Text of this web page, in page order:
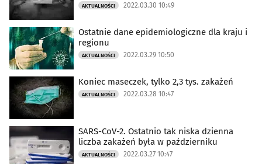
AKTUALNOŚCI 2022.03.30 10:49
Ostatnie dane epidemiologiczne dla kraju i
regionu
AKTUALNOŚCI 2022.03.29 10:50
Koniec maseczek, tylko 2,3 tys. zakażeń
AKTUALNOŚCI 2022.03.28 10:47
SARS-CoV-2. Ostatnio tak niska dzienna
liczba zakażeń była w październiku
AKTUALNOŚCI 2022.03.27 10:47